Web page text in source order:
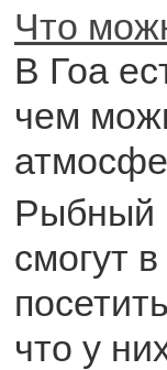
Что
В Гоа
чем
Рыбный
смогут
что у